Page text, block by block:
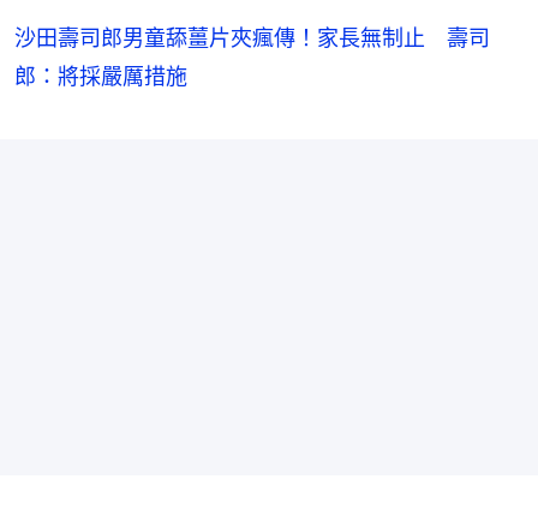
沙田壽司郎男童舔薑片夾瘋傳！家長無制止 壽司
郎：將採嚴厲措施